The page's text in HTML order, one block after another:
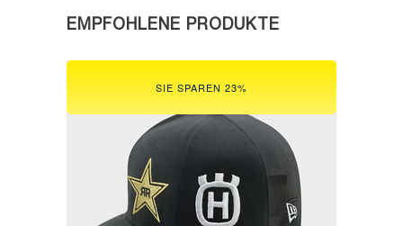
EMPFOHLENE PRODUKTE
SIE SPAREN 23%